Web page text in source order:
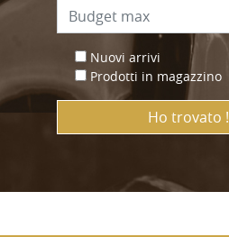
Nuovi arrivi
Prodotti in magazzino
Ho trovato !